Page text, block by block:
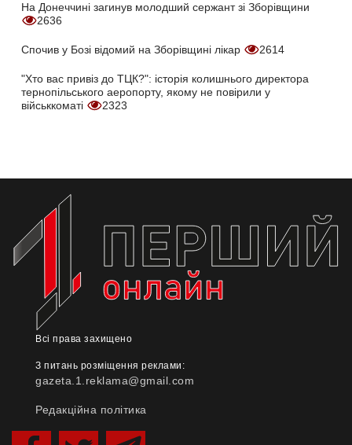
На Донеччині загинув молодший сержант зі Зборівщини
2636
Спочив у Бозі відомий на Зборівщині лікар 2614
"Хто вас привіз до ТЦК?": історія колишнього директора
тернопільського аеропорту, якому не повірили у
військкоматі
2323
Всі права захищено
З питань розміщення реклами:
gazeta.1.reklama@gmail.com
Редакційна політика